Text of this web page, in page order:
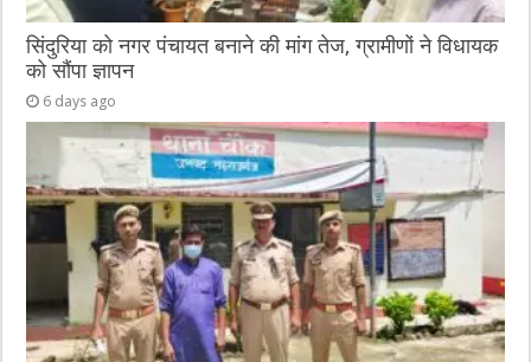
सिंदुरिया को नगर पंचायत बनाने की मांग तेज, ग्रामीणों ने विधायक
को सौंपा ज्ञापन
6 days ago